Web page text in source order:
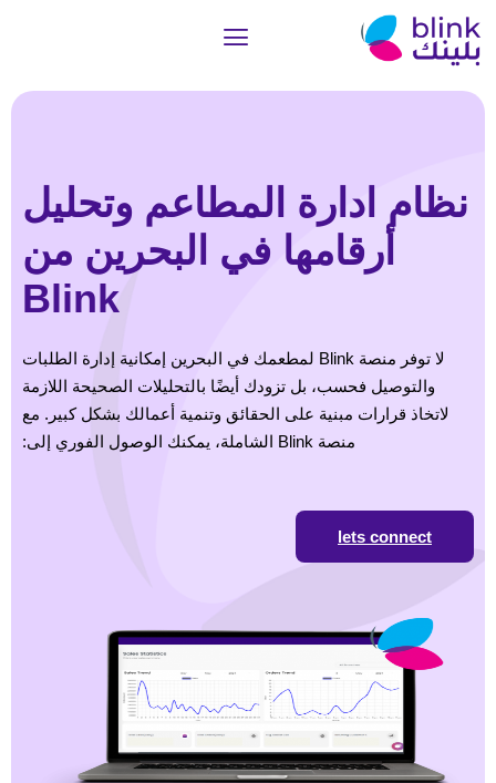
نظام ادارة المطاعم وتحليل
أرقامها في البحرين من
Blink
لا توفر منصة Blink لمطعمك في البحرين إمكانية إدارة الطلبات
والتوصيل فحسب، بل تزودك أيضًا بالتحليلات الصحيحة اللازمة
لاتخاذ قرارات مبنية على الحقائق وتنمية أعمالك بشكل كبير. مع
منصة Blink الشاملة، يمكنك الوصول الفوري إلى:
lets connect